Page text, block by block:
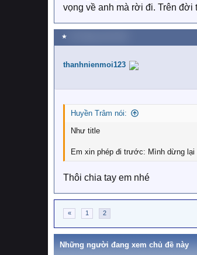
vọng về anh mà rời đi. Trên
★
thanhnienmoi123
Huyền Trâm nói:
Như title
Em xin phép đi trước: Mình dừng lại
Thôi chia tay em nhé
« 1 2
Những người đang xem chủ đề này